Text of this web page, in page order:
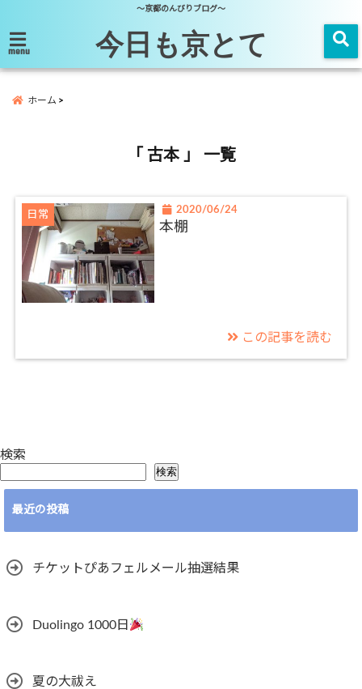
～京都のんびりブログ～
menu 今日も京とて
ホーム
「 古本 」 一覧
日常 2020/06/24
本棚
この記事を読む
検索
検索
最近の投稿
チケットぴあフェルメール抽選結果
Duolingo 1000日
夏の大祓え